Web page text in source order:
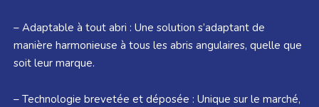
– Adaptable à tout abri : Une solution s’adaptant de
manière harmonieuse à tous les abris angulaires, quelle que
soit leur marque.
– Technologie brevetée et déposée : Unique sur le marché,